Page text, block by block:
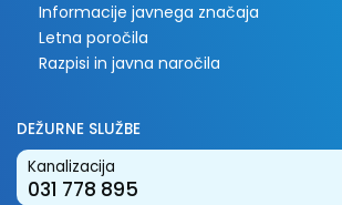
Informacije javnega značaja
Letna poročila
Razpisi in javna naročila
DEŽURNE SLUŽBE
Kanalizacija
031 778 895